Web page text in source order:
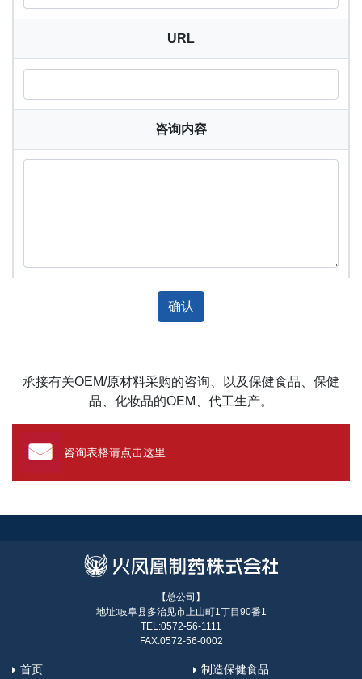
URL
咨询内容
确认
承接有关OEM/原材料采购的咨询、以及保健食品、保健
品、化妆品的OEM、代工生产。
咨询表格请点击这里
【总公司】
地址:岐阜县多治见市上山町1丁目90番1
TEL:0572-56-1111
FAX:0572-56-0002
首页
制造保健食品